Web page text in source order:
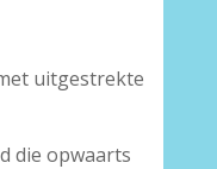
uitgestrekte
die opwaarts